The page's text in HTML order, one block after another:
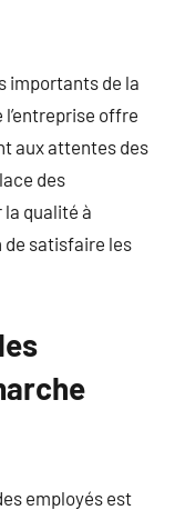
importants de la
offre
aux attentes des
des
qualité à
de satisfaire les
employés est